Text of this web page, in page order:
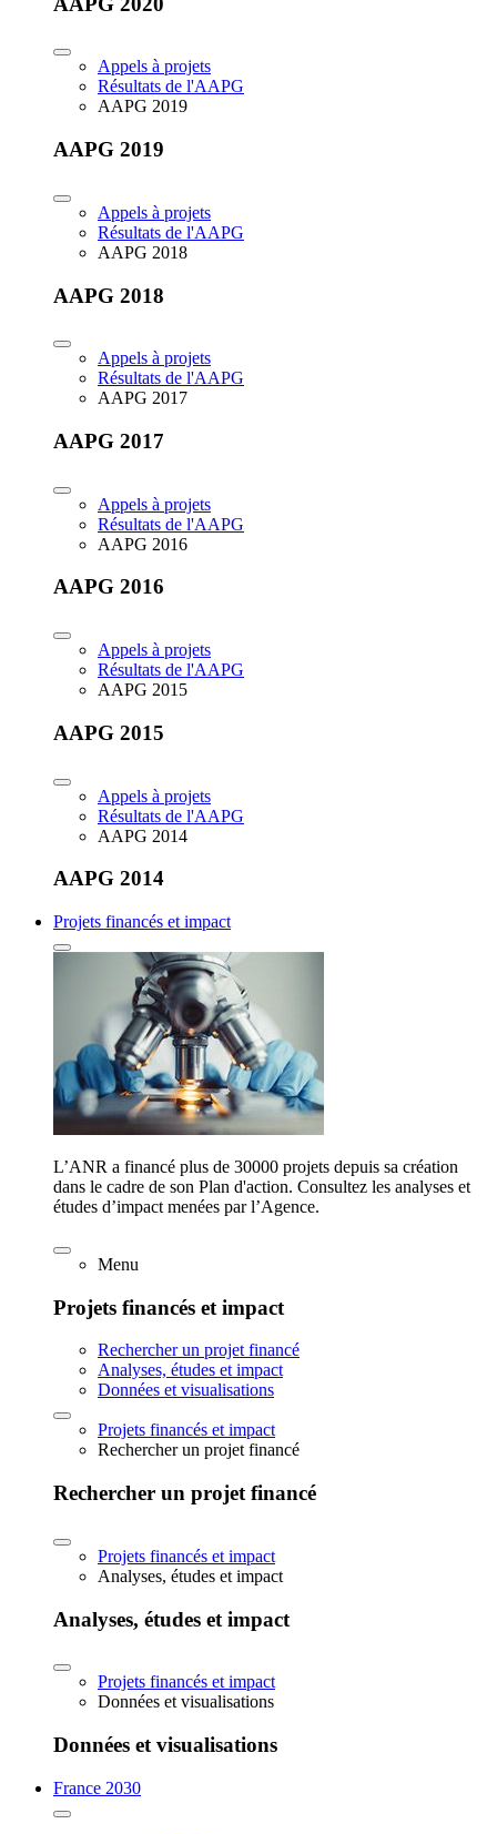
Appels à projets
Résultats de l'AAPG
AAPG 2019
AAPG 2019
Appels à projets
Résultats de l'AAPG
AAPG 2018
AAPG 2018
Appels à projets
Résultats de l'AAPG
AAPG 2017
AAPG 2017
Appels à projets
Résultats de l'AAPG
AAPG 2016
AAPG 2016
Appels à projets
Résultats de l'AAPG
AAPG 2015
AAPG 2015
Appels à projets
Résultats de l'AAPG
AAPG 2014
AAPG 2014
Projets financés et impact
L’ANR a financé plus de 30000 projets depuis sa création
dans le cadre de son Plan d'action. Consultez les analyses et
études d’impact menées par l’Agence.
Menu
Projets financés et impact
Rechercher un projet financé
Analyses, études et impact
Données et visualisations
Projets financés et impact
Rechercher un projet financé
Rechercher un projet financé
Projets financés et impact
Analyses, études et impact
Analyses, études et impact
Projets financés et impact
Données et visualisations
Données et visualisations
France 2030